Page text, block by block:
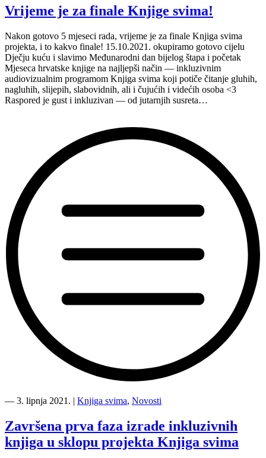
otvorena
3.
projekta
Film
svima
svugdje”
Vrijeme je za finale Knjige svima!
Nakon gotovo 5 mjeseci rada, vrijeme je za finale Knjiga svima
projekta, i to kakvo finale! 15.10.2021. okupiramo gotovo cijelu
Dječju kuću i slavimo Međunarodni dan bijelog štapa i početak
Mjeseca hrvatske knjige na najljepši način — inkluzivnim
audiovizualnim programom Knjiga svima koji potiče čitanje gluhih,
nagluhih, slijepih, slabovidnih, ali i čujućih i videćih osoba <3
Raspored je gust i inkluzivan — od jutarnjih susreta…
je
finale
Knjige
svima!”
― 3. lipnja 2021. | Knjiga svima, Novosti
Završena prva faza izrade inkluzivnih
knjiga u sklopu projekta Knjiga svima